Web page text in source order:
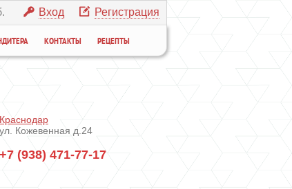
Вход Регистрация
КОНТАКТЫ РЕЦЕПТЫ
Краснодар
Кожевенная д.24
+7 (938) 471-77-17